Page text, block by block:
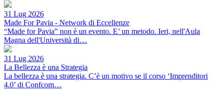
31 Lug 2026
Made For Pavia - Network di Eccellenze
“Made for Pavia” non è un evento. E’ un metodo. Ieri, nell'Aula
Magna dell'Università di…
31 Lug 2026
La Bellezza è una Strategia
La bellezza è una strategia. C’è un motivo se il corso ‘Imprenditori
4.0’ di Confcom…